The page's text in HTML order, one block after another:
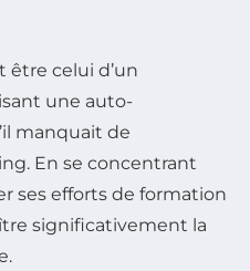
celui d’un
une auto-
manquait de
En se concentrant
ses efforts de formation
significativement la